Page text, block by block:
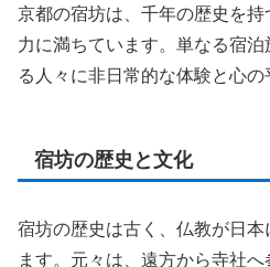
京都の宿坊は、千年の歴史を
力に満ちています。単なる宿
る人々に非日常的な体験と心の
宿坊の歴史と文化
宿坊の歴史は古く、仏教が日本
ます。元々は、遠方から寺社